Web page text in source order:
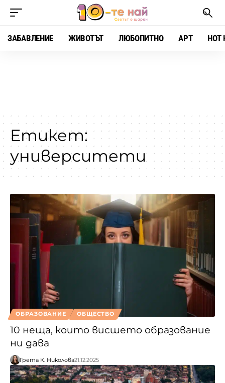
ЗАБАВЛЕНИЕ ЖИВОТЪТ ЛЮБОПИТНО АРТ HOT
Етикет:
университети
ОБРАЗОВАНИЕ ОБЩЕСТВО
10 неща, които висшето образование
ни дава
Грета К. Николова21.12.2025